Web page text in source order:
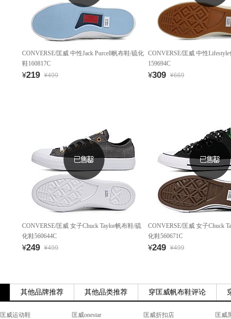
CONVERSE/匡威 中性Jack Purcell帆布鞋/硫化
鞋160817C
¥219 ¥499
CONVERSE/匡威 中性
159694C
¥309 ¥669
CONVERSE/匡威 女子Chuck Taylor帆布鞋/硫
化鞋560644C
¥249 ¥499
CONVERSE/匡威 女子Chuck
化鞋560671C
¥249 ¥499
其他品牌推荐 其他品类推荐 穿匡威帆布鞋评论
匡威运动鞋 匡威onestar 匡威折扣店 匡威